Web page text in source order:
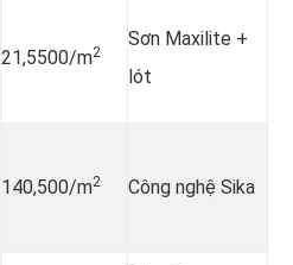
21,5500/m2
Sơn Maxilite +
lót
140,500/m2 Công nghệ Sika